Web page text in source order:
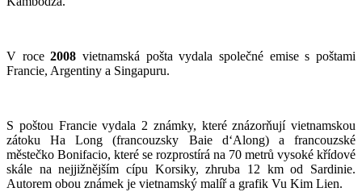
V roce2008vietnamská pošta vydala společné emise s poštami
Francie, Argentiny a Singapuru.
S poštou Francie vydala 2 známky, které znázorňují vietnamskou
zátoku Ha Long (francouzsky Baie d‘Along) a francouzské
městečko Bonifacio, které se rozprostírá na 70 metrů vysoké křídové
skále na nejjižnějším cípu Korsiky, zhruba 12 km od Sardinie.
Autorem obou známek je vietnamský malíř a grafik Vu Kim Lien.